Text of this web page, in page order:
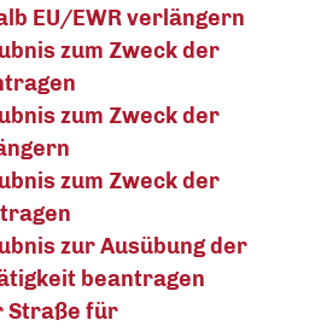
EU/EWR verlängern
zum Zweck der
zum Zweck der
zum Zweck der
zur Ausübung der
beantragen
Straße für